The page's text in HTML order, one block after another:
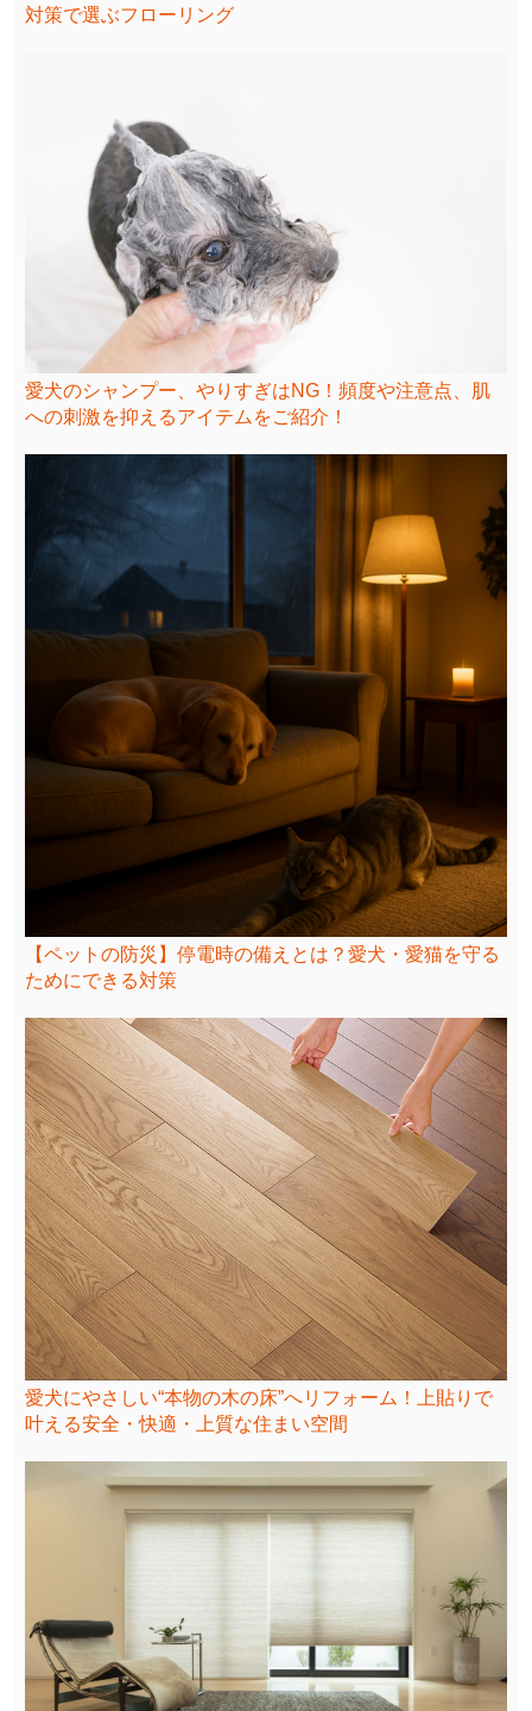
対策で選ぶフローリング
愛犬のシャンプー、やりすぎはNG！頻度や注意点、肌
への刺激を抑えるアイテムをご紹介！
【ペットの防災】停電時の備えとは？愛犬・愛猫を守る
ためにできる対策
愛犬にやさしい“本物の木の床”へリフォーム！上貼りで
叶える安全・快適・上質な住まい空間